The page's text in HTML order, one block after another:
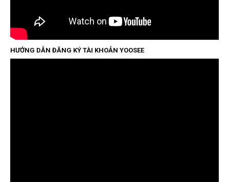
HƯỚNG DẪN ĐĂNG KÝ TÀI KHOẢN YOOSEE